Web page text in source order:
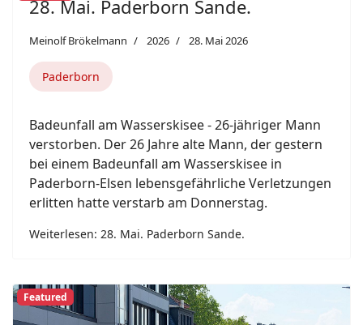
28. Mai. Paderborn Sande.
Meinolf Brökelmann 2026 28. Mai 2026
Paderborn
Badeunfall am Wasserskisee - 26-jähriger Mann
verstorben. Der 26 Jahre alte Mann, der gestern
bei einem Badeunfall am Wasserskisee in
Paderborn-Elsen lebensgefährliche Verletzungen
erlitten hatte verstarb am Donnerstag.
Weiterlesen: 28. Mai. Paderborn Sande.
Previous Next
Featured
21. Mai. Paderborn.